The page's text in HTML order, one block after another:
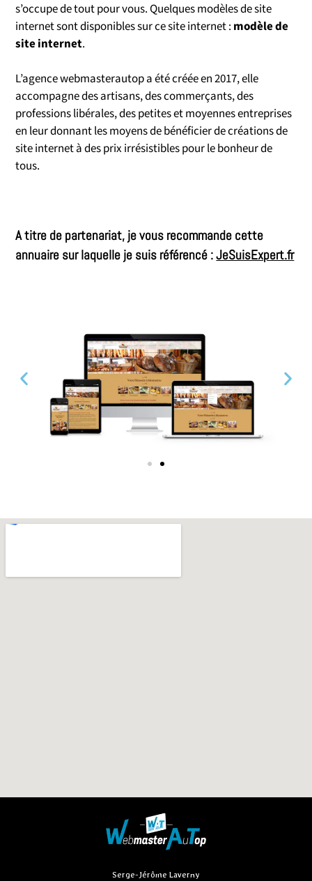
s’occupe de tout pour vous. Quelques modèles de site
internet sont disponibles sur ce site internet : modèle de
site internet.
L’agence webmasterautop a été créée en 2017, elle
accompagne des artisans, des commerçants, des
professions libérales, des petites et moyennes entreprises
en leur donnant les moyens de bénéficier de créations de
site internet à des prix irrésistibles pour le bonheur de
tous.
A titre de partenariat, je vous recommande cette
annuaire sur laquelle je suis référencé :JeSuisExpert.fr
Serge-Jérôme Laverny